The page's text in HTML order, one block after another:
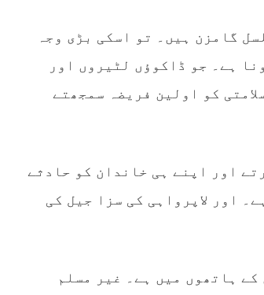
گامزن ہیں۔ تو اسکی بڑی وجہ
ہے۔ جو ڈاکوؤں لٹیروں اور
کو اولین فریضہ سمجھتے
اور اپنے ہی خاندان کو حادثے
اور لاپرواہی کی سزا جیل کی
ہاتھوں میں ہے۔ غیر مسلم